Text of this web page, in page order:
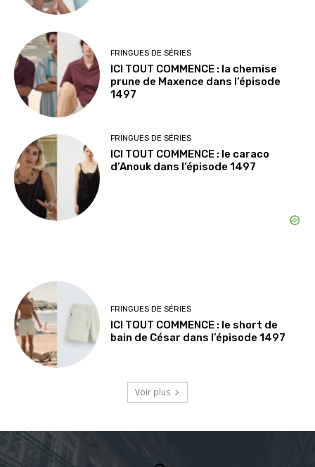
FRINGUES DE SÉRIES
ICI TOUT COMMENCE : la chemise
prune de Maxence dans l’épisode
1497
FRINGUES DE SÉRIES
ICI TOUT COMMENCE : le caraco
d’Anouk dans l’épisode 1497
FRINGUES DE SÉRIES
ICI TOUT COMMENCE : le short de
bain de César dans l’épisode 1497
Voir plus